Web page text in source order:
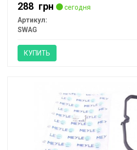
288 грн
сегодня
Артикул:
SWAG
КУПИТЬ